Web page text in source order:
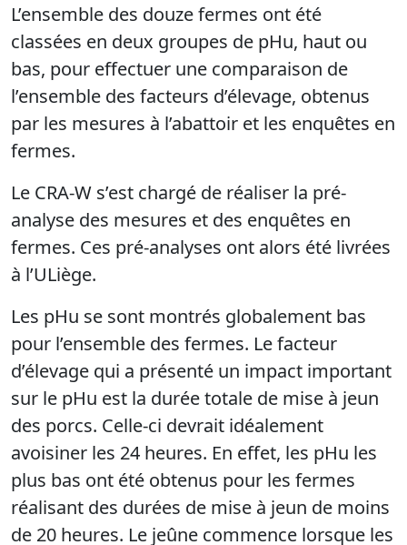
L’ensemble des douze fermes ont été
classées en deux groupes de pHu, haut ou
bas, pour effectuer une comparaison de
l’ensemble des facteurs d’élevage, obtenus
par les mesures à l’abattoir et les enquêtes en
fermes.
Le CRA-W s’est chargé de réaliser la pré-
analyse des mesures et des enquêtes en
fermes. Ces pré-analyses ont alors été livrées
à l’ULiège.
Les pHu se sont montrés globalement bas
pour l’ensemble des fermes. Le facteur
d’élevage qui a présenté un impact important
sur le pHu est la durée totale de mise à jeun
des porcs. Celle-ci devrait idéalement
avoisiner les 24 heures. En effet, les pHu les
plus bas ont été obtenus pour les fermes
réalisant des durées de mise à jeun de moins
de 20 heures. Le jeûne commence lorsque les